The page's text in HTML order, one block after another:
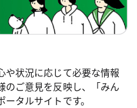
や状況に応じて必要な情報
のご意見を反映し、「みん
タルサイトです。